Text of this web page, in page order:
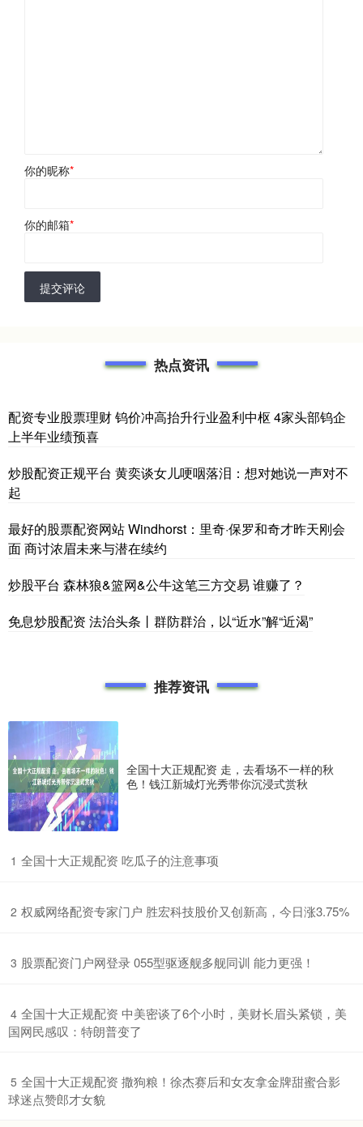
你的昵称*
你的邮箱*
提交评论
热点资讯
配资专业股票理财 钨价冲高抬升行业盈利中枢 4家头部钨企
上半年业绩预喜
炒股配资正规平台 黄奕谈女儿哽咽落泪：想对她说一声对不
起
最好的股票配资网站 Windhorst：里奇·保罗和奇才昨天刚会
面 商讨浓眉未来与潜在续约
炒股平台 森林狼&篮网&公牛这笔三方交易 谁赚了？
免息炒股配资 法治头条丨群防群治，以“近水”解“近渴”
推荐资讯
全国十大正规配资 走，去看场不一样的秋
色！钱江新城灯光秀带你沉浸式赏秋
1 ​全国十大正规配资 吃瓜子的注意事项
2 ​权威网络配资专家门户 胜宏科技股价又创新高，今日涨3.75%
3 ​股票配资门户网登录 055型驱逐舰多舰同训 能力更强！
4 ​全国十大正规配资 中美密谈了6个小时，美财长眉头紧锁，美
国网民感叹：特朗普变了
5 ​全国十大正规配资 撒狗粮！徐杰赛后和女友拿金牌甜蜜合影
球迷点赞郎才女貌